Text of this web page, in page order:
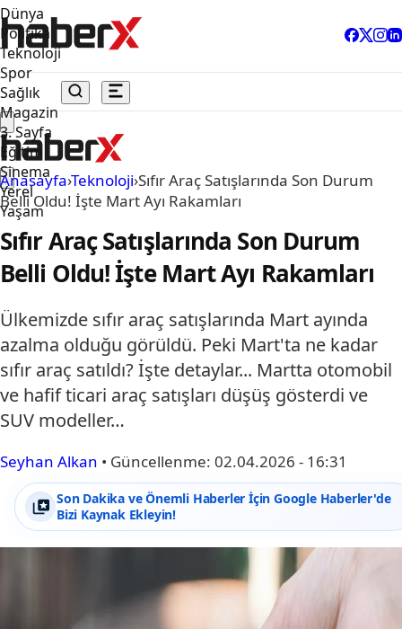
Dünya
Politika
Teknoloji
Spor
Sağlık
Magazin
3. Sayfa
Eğitim
Sinema
Yerel
Yaşam
Anasayfa›Teknoloji›Sıfır Araç Satışlarında Son Durum
Belli Oldu! İşte Mart Ayı Rakamları
Sıfır Araç Satışlarında Son Durum
Belli Oldu! İşte Mart Ayı Rakamları
Ülkemizde sıfır araç satışlarında Mart ayında
azalma olduğu görüldü. Peki Mart'ta ne kadar
sıfır araç satıldı? İşte detaylar... Martta otomobil
ve hafif ticari araç satışları düşüş gösterdi ve
SUV modeller…
Seyhan Alkan • Güncellenme: 02.04.2026 - 16:31
Son Dakika ve Önemli Haberler İçin Google Haberler'de
Bizi Kaynak Ekleyin!